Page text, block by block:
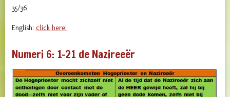
35/36
English: click here!
Numeri 6: 1-21 de Nazireeër